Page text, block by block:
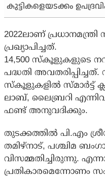
കുട്ടികളെയടക്കം
2022ലാണ് പ്രധാനമന്ത്രി
പ്രഖ്യാപിച്ചത്.
14,500 സ്‌കൂളുകളുടെ
പദ്ധതി
സ്‌കൂളുകളില്‍ സ്മാര്‍ട്ട്
ലാബ്, ലൈബ്രറി എന്നിവ
ഫണ്ട് അനുവദിക്കും.
തുടക്കത്തില്‍ പി.എം
തമിഴ്‌നാട്, പശ്ചിമ
വിസമ്മതിച്ചിരുന്നു.
പ്രതികാരമെന്നോണം